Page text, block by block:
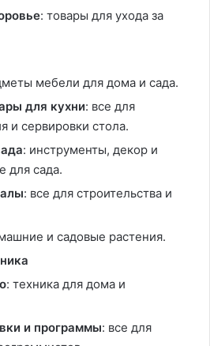
: товары для ухода за
мебели для дома и сада.
для кухни: все для
и сервировки стола.
: инструменты, декор и
для сада.
: все для строительства и
и садовые растения.
: техника для дома и
и программы: все для